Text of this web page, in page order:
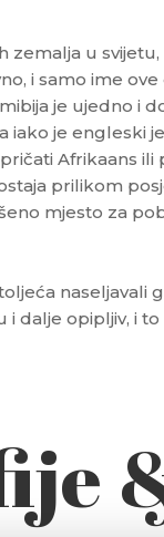
zemalja u
i samo ime
je ujedno i
iako je engleski
Afrikaans ili
prilikom
mjesto za
i dalje opipljiv, i